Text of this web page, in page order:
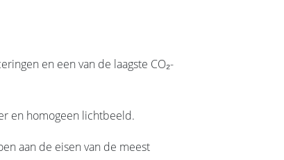
en een van de laagste CO₂-
en homogeen lichtbeeld.
aan de eisen van de meest